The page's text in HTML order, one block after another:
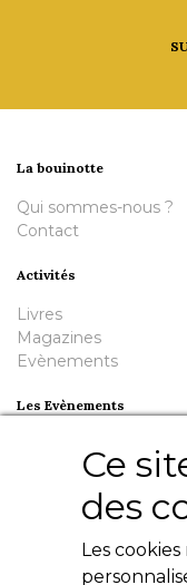
Ce
des
Les
La bouinotte
Qui sommes-nous ?
Contact
Activités
Livres
Magazines
Evènements
Les Evènements
Nuit de la Bouinotte
Besoin d'aide ?
Livres numériques